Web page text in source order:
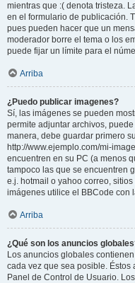
mientras que :( denota tristeza.
en el formulario de publicación.
pues pueden hacer que un
moderador borre el tema o los
puede fijar un límite para el
Arriba
¿Puedo publicar imagenes?
Sí, las imágenes se pueden
permite adjuntar archivos,
manera, debe guardar primero
http://www.ejemplo.com/mi-
encuentren en su PC (a menos
tampoco las que se encuentren
e.j. hotmail o yahoo correo,
imágenes utilice el BBCode con
Arriba
¿Qué son los anuncios
Los anuncios globales
cada vez que sea posible. Éstos
Panel de Control de Usuario.